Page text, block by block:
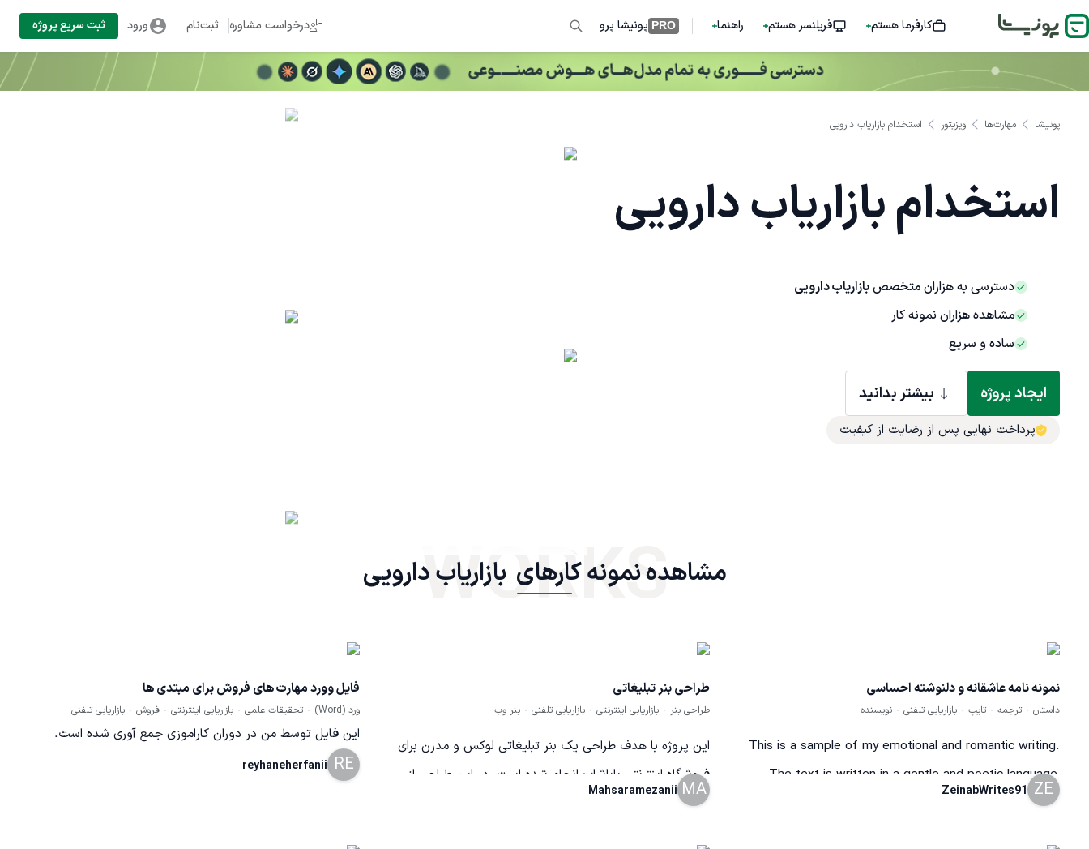
کارفرما هستم فریلنسر هستم راهنما PRO پونیشا پرو درخواست مشاوره ثبت‌نام ورود ثبت سریع پروژه
پونیشا مهارت‌ها ویزیتور استخدام بازاریاب دارویی
استخدام بازاریاب دارویی
دسترسی به هزاران متخصصبازاریاب دارویی
مشاهده هزاران نمونه کار
ساده و سریع
ایجاد پروژه بیشتر بدانید
پرداخت نهایی پس از رضایت از کیفیت
مشاهده نمونه کارهای  بازاریاب دارویی
WORKS
نمونه نامه عاشقانه و دلنوشته احساسی
داستان ترجمه تایپ بازاریابی تلفنی نویسنده
This is a sample of my emotional and romantic writing.
The text is written in a gentle and poetic language,
showcasing my ability to express deep feelings through
ZE
ZeinabWrites91
طراحی بنر تبلیغاتی
طراحی بنر بازاریابی اینترنتی بازاریابی تلفنی بنر وب
این پروژه با هدف طراحی یک بنر تبلیغاتی لوکس و مدرن برای
فروشگاه اینترنتی باباشاپ انجام شده است. در این طراحی از
ترکیب رنگ مشکی و طلایی برای ایجاد حس کیفیت، اعتماد و
MA
Mahsaramezanii
فایل وورد مهارت های فروش برای مبتدی ها
ورد (Word) تحقیقات علمی بازاریابی اینترنتی فروش بازاریابی تلفنی
این فایل توسط من در دوران کاراموزی جمع آوری شده است.
RE
reyhaneherfanii